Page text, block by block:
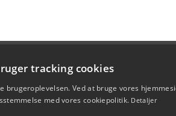
tracking cookies
Ved at bruge vores
med vores cookiepolitik. Detaljer